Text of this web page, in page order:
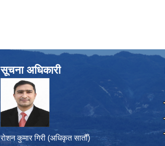
सूचना अधिकारी
रोशन कुमार गिरी (अधिकृत सातौँ)